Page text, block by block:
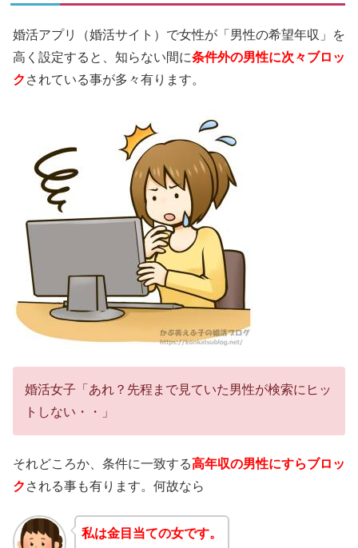
婚活アプリ（婚活サイト）で女性が「男性の希望年収」を
高く設定すると、知らない間に条件外の男性に次々ブロッ
ク されている事が多々有ります。
婚活女子「あれ？先程まで見ていた男性が検索にヒッ
トしない・・」
それどころか、条件に一致する高年収の男性にすらブロッ
ク される事も有ります。何故なら
私は金目当ての女です。